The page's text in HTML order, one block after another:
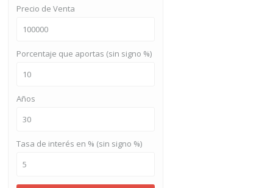
Precio de Venta
Porcentaje que aportas (sin signo %)
Años
Tasa de interés en % (sin signo %)